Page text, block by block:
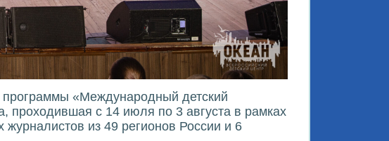
программы «Международный детский
проходившая с 14 июля по 3 августа в рамках
из 49 регионов России и 6